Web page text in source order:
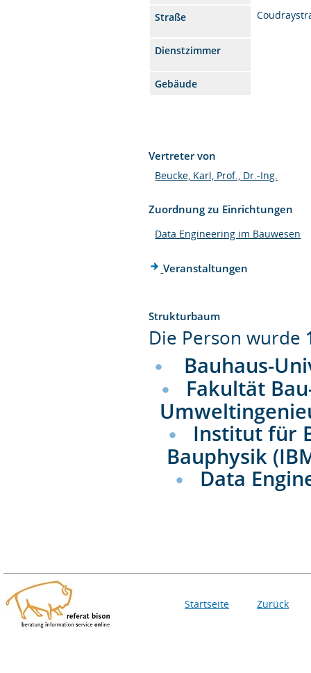
Straße
Dienstzimmer
Gebäude
Vertreter von
Beucke, Karl, Prof., Dr.-Ing.
Zuordnung zu Einrichtungen
Data Engineering im Bauwesen
Veranstaltungen
Strukturbaum
Die Person wurde
Bauhaus-
Fakultät
Institut für
Bauphysik
Data
Startseite Zurück